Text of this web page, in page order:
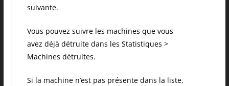
suivante.
Vous pouvez suivre les machines que vous
avez déjà détruite dans les Statistiques >
Machines détruites.
Si la machine n’est pas présente dans la liste,